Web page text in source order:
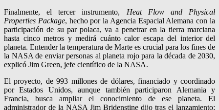
Finalmente, el tercer instrumento, Heat Flow and Physical
Properties Package, hecho por la Agencia Espacial Alemana con la
participación de su par polaca, va a penetrar en la tierra marciana
hasta cinco metros y medirá cuánto calor escapa del interior del
planeta. Entender la temperatura de Marte es crucial para los fines de
la NASA de enviar personas al planeta rojo para la década de 2030,
explicó Jim Green, jefe científico de la NASA.
El proyecto, de 993 millones de dólares, financiado y coordinado
por Estados Unidos, aunque también participaron Alemania y
Francia, busca ampliar el conocimiento de ese planeta. El
administrador de la NASA Jim Bridenstine dijo tras el lanzamiento: